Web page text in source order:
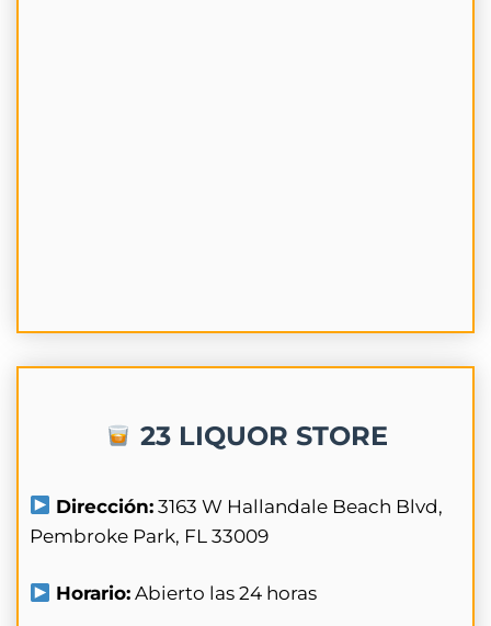
23 LIQUOR STORE
Dirección: 3163 W Hallandale Beach Blvd,
Pembroke Park, FL 33009
Horario: Abierto las 24 horas